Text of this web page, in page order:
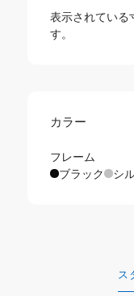
表示されている
す。
カラー
フレーム
ブラック
シ
ス